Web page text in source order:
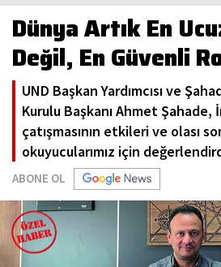
Dünya Artık En
Değil, En Güvenli
UND Başkan Yardımcısı ve
Kurulu Başkanı Ahmet Şahade,
çatışmasının etkileri ve olası
okuyucularımız için
ABONE OL